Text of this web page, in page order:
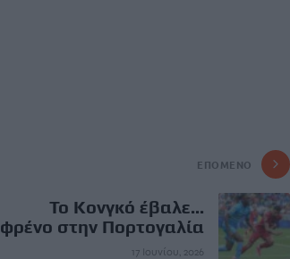
ΕΠΌΜΕΝΟ
Το Κονγκό έβαλε...
φρένο στην Πορτογαλία
17 Ιουνίου, 2026